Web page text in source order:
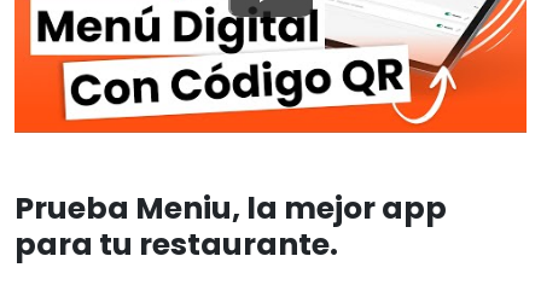
Prueba Meniu, la mejor app
para tu restaurante.